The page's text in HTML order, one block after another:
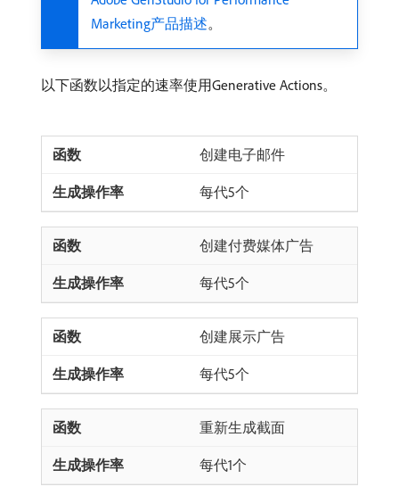
Marketing产品描述。
以下函数以指定的速率使用Generative Actions。
创建电子邮件
每代5个
创建付费媒体广告
每代5个
创建展示广告
每代5个
重新生成截面
每代1个